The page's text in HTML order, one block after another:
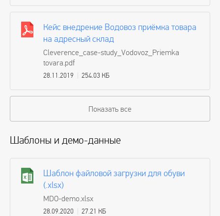
Кейс внедрение Водовоз приёмка товара
на адресный склад
Cleverence_case-study_Vodovoz_Priemka
tovara.pdf
28.11.2019 254.03 КБ
Показать все
Шаблоны и демо-данные
Шаблон файловой загрузки для обуви
(.xlsx)
MDO-demo.xlsx
28.09.2020 27.21 КБ